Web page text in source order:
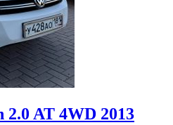
2.0 AT 4WD 2013